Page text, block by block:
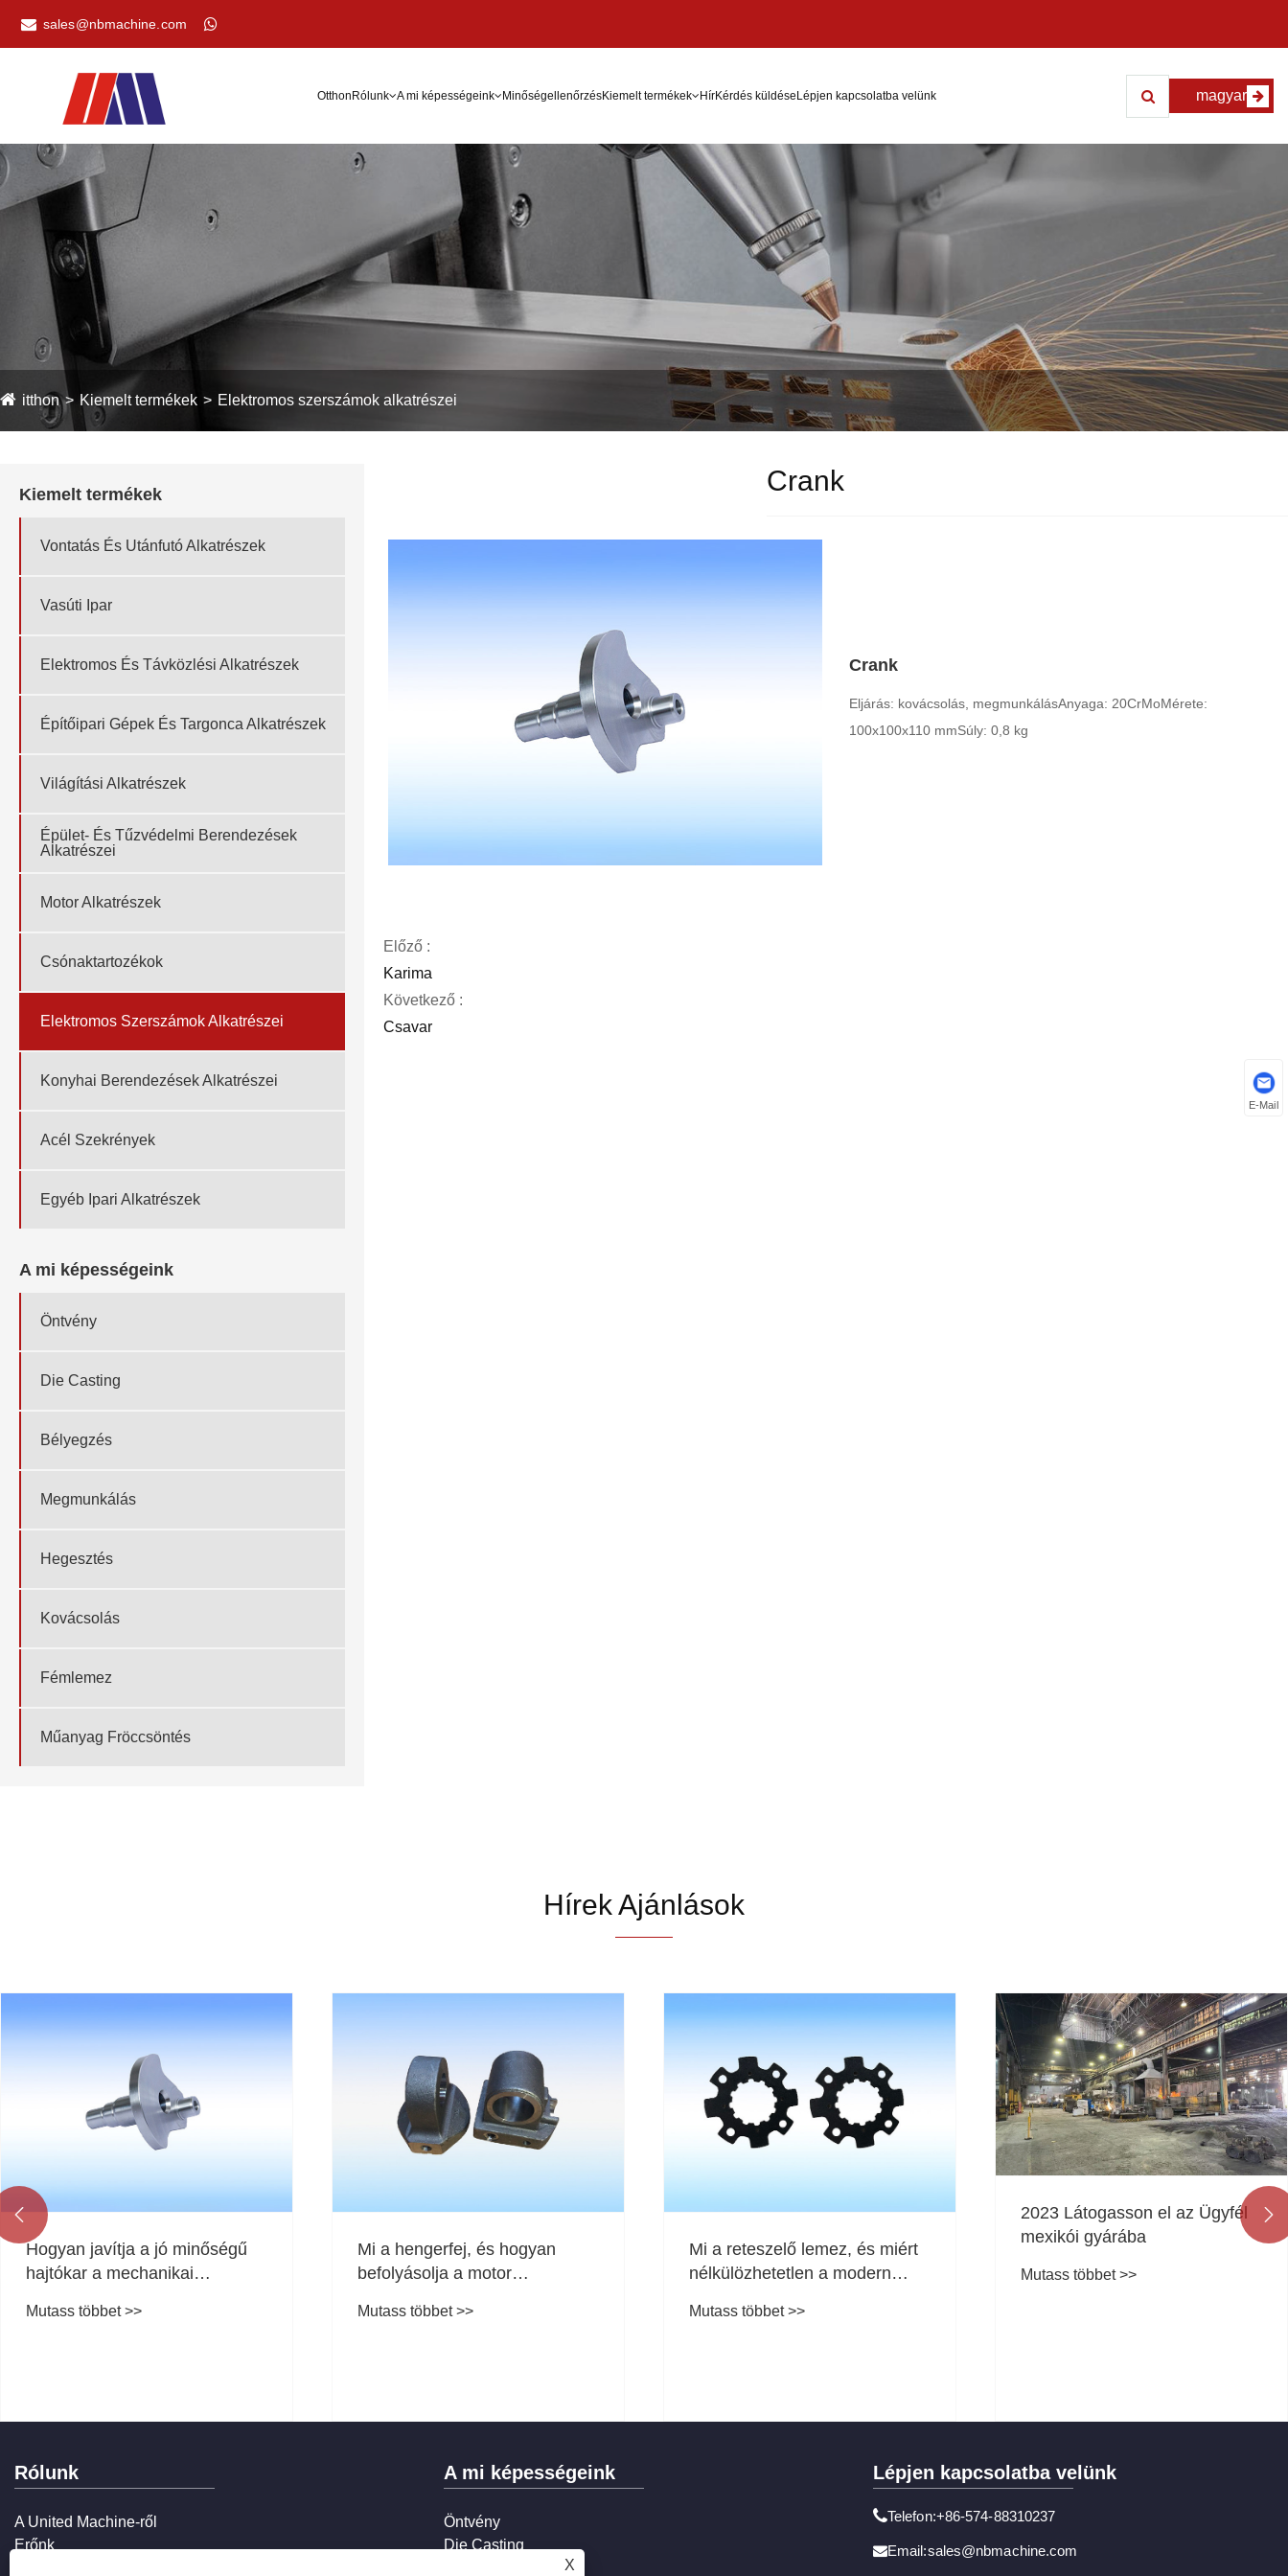
sales@nbmachine.com
Otthon Rólunk A mi képességeink MinőségellenőrzésKiemelt termékek HírKérdés küldése Lépjen kapcsolatba velünk magyar
itthon Kiemelt termékek Elektromos szerszámok alkatrészei
Kiemelt termékek
Vontatás És Utánfutó Alkatrészek
Vasúti Ipar
Elektromos És Távközlési Alkatrészek
Építőipari Gépek És Targonca Alkatrészek
Világítási Alkatrészek
Épület- És Tűzvédelmi Berendezések
Alkatrészei
Motor Alkatrészek
Csónaktartozékok
Elektromos Szerszámok Alkatrészei
Konyhai Berendezések Alkatrészei
Acél Szekrények
Egyéb Ipari Alkatrészek
A mi képességeink
Öntvény
Die Casting
Bélyegzés
Megmunkálás
Hegesztés
Kovácsolás
Fémlemez
Műanyag Fröccsöntés
Crank
Crank
Eljárás: kovácsolás, megmunkálásAnyaga: 20CrMoMérete:
100x100x110 mmSúly: 0,8 kg
Előző :
Karima
Következő :
Csavar
Hírek Ajánlások
Hogyan javítja a jó minőségű
hajtókar a mechanikai
hatékonyságot?
Mutass többet >>
Mi a hengerfej, és hogyan
befolyásolja a motor
hatékonyságát
Mutass többet >>
Mi a reteszelő lemez, és miért
nélkülözhetetlen a modern
Mutass többet >>
2023 Látogasson el az Ügyfél
mexikói gyárába
Mutass többet >>
 
Rólunk
A United Machine-ről
Erőnk
A mi képességeink
Öntvény
Die Casting
Lépjen kapcsolatba velünk
Telefon:+86-574-88310237
Email:sales@nbmachine.com
E-Mail
X